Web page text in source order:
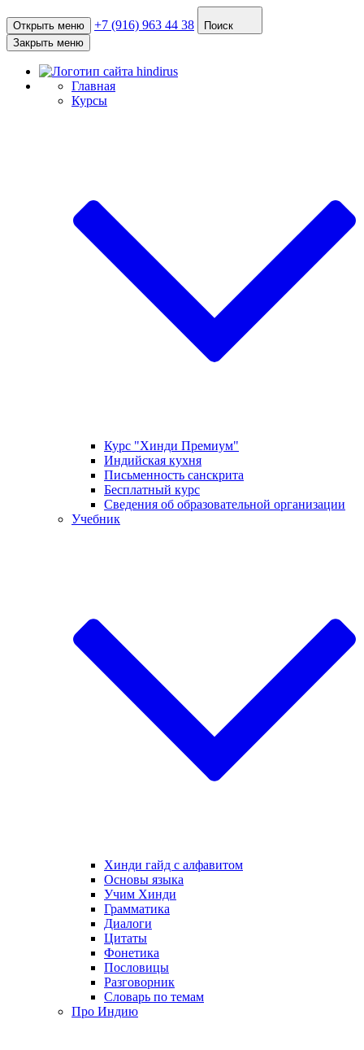
Открыть меню +7 (916) 963 44 38
Поиск
Закрыть меню
Главная
Курсы
Курс "Хинди Премиум"
Индийская кухня
Письменность санскрита
Бесплатный курс
Сведения об образовательной организации
Учебник
Хинди гайд с алфавитом
Основы языка
Учим Хинди
Грамматика
Диалоги
Цитаты
Фонетика
Пословицы
Разговорник
Словарь по темам
Про Индию